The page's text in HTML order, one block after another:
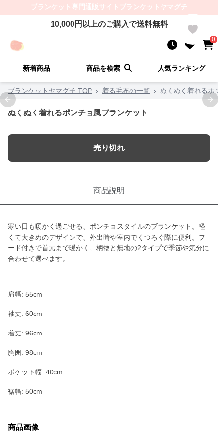
ブランケット 専門通販サイト ブランケットヤマグチ
10,000円以上のご購入で送料無料
0
新着商品 商品を検索 人気ランキング
ブランケットヤマグチ TOP › 着る毛布の一覧 › ぬくぬく着れるポ
Previous slide
ぬくぬく着れるポンチョ風ブランケット
売り切れ
商品説明
寒い日も暖かく過ごせる、ポンチョスタイルのブランケット。軽
くて大きめのデザインで、外出時や室内でくつろぐ際に便利。フ
ード付きで首元まで暖かく、柄物と無地の2タイプで季節や気分に
合わせて選べます。
肩幅: 55cm
袖丈: 60cm
着丈: 96cm
胸囲: 98cm
ポケット幅: 40cm
裾幅: 50cm
商品画像